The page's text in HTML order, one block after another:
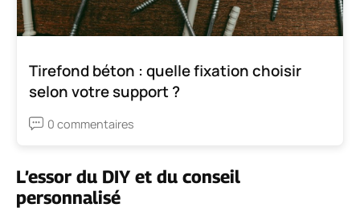
Tirefond béton : quelle fixation choisir
selon votre support ?
0 commentaires
L’essor du DIY et du conseil
personnalisé